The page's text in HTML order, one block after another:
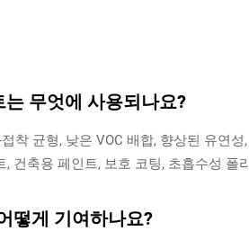
무엇에 사용되나요?
착 균형, 낮은 VOC 배합, 향상된 유연
건축용 페인트, 보호 코팅, 초흡수성 폴
떻게 기여하나요?